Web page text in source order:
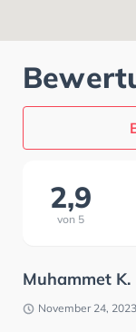
2,9
von 5
Muhammet K.
November 24, 2023